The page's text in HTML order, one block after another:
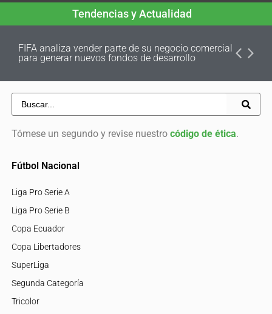
Tendencias y Actualidad
FIFA analiza vender parte de su negocio comercial
para generar nuevos fondos de desarrollo
Tómese un segundo y revise nuestro código de ética.
Fútbol Nacional
Liga Pro Serie A
Liga Pro Serie B
Copa Ecuador
Copa Libertadores
SuperLiga
Segunda Categoría
Tricolor